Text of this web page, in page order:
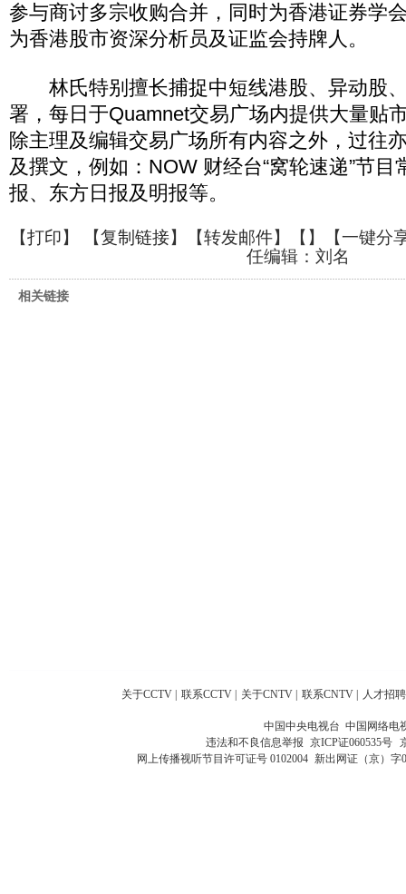
参与商讨多宗收购合并，同时为香港证券学
为香港股市资深分析员及证监会持牌人。
林氏特别擅长捕捉中短线港股、异动股
署，每日于Quamnet交易广场内提供大量贴
除主理及编辑交易广场所有内容之外，过往
及撰文，例如：NOW 财经台“窝轮速递”节目
报、东方日报及明报等。
【打印】 【复制链接】【转发邮件】【 】
【一键分
任编辑：刘名
相关链接
关于CCTV | 联系CCTV | 关于CNTV | 联系CNTV | 人才招聘
中国中央电视台 中国网络电
违法和不良信息举报 京ICP证060535号
网上传播视听节目许可证号 0102004 新出网证（京）